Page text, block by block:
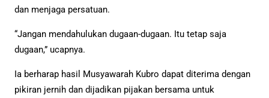
dan menjaga persatuan.
“Jangan mendahulukan dugaan-dugaan. Itu tetap saja
dugaan,” ucapnya.
Ia berharap hasil Musyawarah Kubro dapat diterima dengan
pikiran jernih dan dijadikan pijakan bersama untuk